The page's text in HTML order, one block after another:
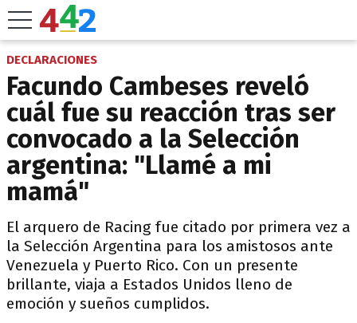
DECLARACIONES
Facundo Cambeses reveló
cuál fue su reacción tras ser
convocado a la Selección
argentina: "Llamé a mi
mamá"
El arquero de Racing fue citado por primera vez a
la Selección Argentina para los amistosos ante
Venezuela y Puerto Rico. Con un presente
brillante, viaja a Estados Unidos lleno de
emoción y sueños cumplidos.